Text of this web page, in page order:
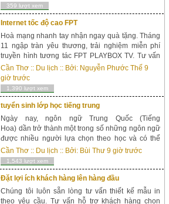
359 lượt xem
Internet tốc độ cao FPT
Hoà mạng nhanh tay nhận ngay quà tặng. Tháng
11 ngập tràn yêu thương, trải nghiệm miễn phí
truyền hình tương tác FPT PLAYBOX TV. Tư vấn
lắp đặt internet, truyền hình số, nhận nhiều quà
tặng hấp dẫn. ☘️☘️Hotline: 0783938989 &
0961719859...
Cần Thơ :: Du lịch :: Bởi: Nguyễn Phước Thế 9
giờ trước
1,390 lượt xem
tuyển sinh lớp học tiếng trung
Ngày nay, ngôn ngữ Trung Quốc (Tiếng
Hoa) dần trở thành một trong số những ngôn ngữ
được nhiều người lựa chọn theo học và có thể
tương lai tiếng Trung sẽ thành một trong những
ngôn ngữ phổ biến nhất thế giới. Có những người
theo học ti...
Cần Thơ :: Du lịch :: Bởi: Bùi Thư 9 giờ trước
1,543 lượt xem
Đặt lợi ích khách hàng lên hàng đầu
Chúng tôi luôn sẵn lòng tư vấn thiết kế mẫu in
theo yêu cầu. Tư vấn hỗ trợ khách hàng chọn